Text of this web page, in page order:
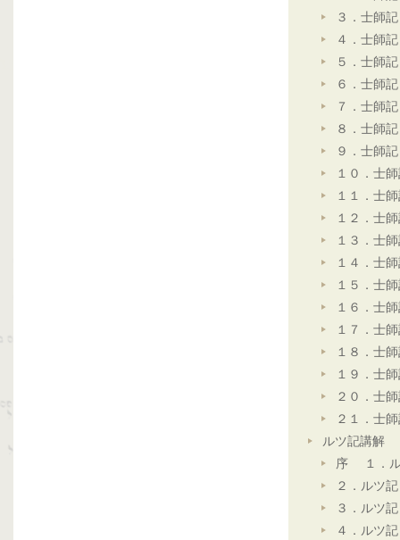
３．士師
４．士師
５．士師
６．士師
７．士師
８．士師
９．士師
１０．士
１１．士
１２．士
１３．士
１４．士
１５．士
１６．士
１７．士
１８．士
１９．士
２０．士
２１．士
ルツ記講解
序 １．ル
２．ルツ
３．ルツ
４．ルツ